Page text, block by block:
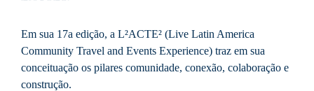
Em sua 17a edição, a L²ACTE² (Live Latin America
Community Travel and Events Experience) traz em sua
conceituação os pilares comunidade, conexão, colaboração e
construção.